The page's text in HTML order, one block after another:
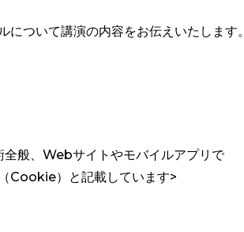
ついて講演の内容をお伝えいたします。
般、Webサイトやモバイルアプリで
Cookie）と記載しています>